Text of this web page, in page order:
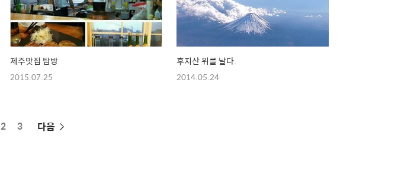
제주맛집 탐방
2015.07.25
후지산 위를 날다.
2014.05.24
페
2 3 다음